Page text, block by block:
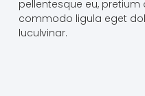
pellentesque eu, pretium
commodo ligula eget
luculvinar.